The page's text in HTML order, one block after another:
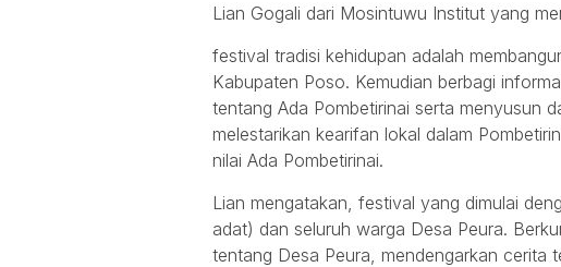
Lian Gogali dari Mosintuwu Institut yang
festival tradisi kehidupan adalah
Kabupaten Poso. Kemudian berbagi
tentang Ada Pombetirinai serta menyusun
melestarikan kearifan lokal dalam
nilai Ada Pombetirinai.
Lian mengatakan, festival yang dimulai
adat) dan seluruh warga Desa Peura.
tentang Desa Peura, mendengarkan cerita